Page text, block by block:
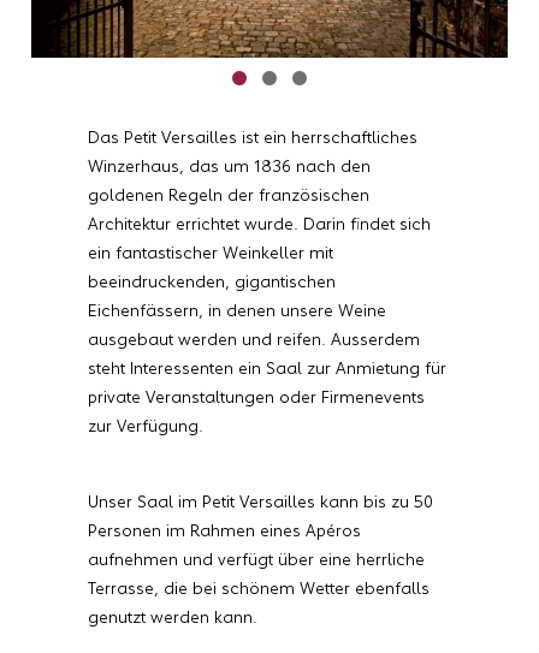
Das Petit Versailles ist ein herrschaftliches
Winzerhaus, das um 1836 nach den
goldenen Regeln der französischen
Architektur errichtet wurde. Darin findet sich
ein fantastischer Weinkeller mit
beeindruckenden, gigantischen
Eichenfässern, in denen unsere Weine
ausgebaut werden und reifen. Ausserdem
steht Interessenten ein Saal zur Anmietung für
private Veranstaltungen oder Firmenevents
zur Verfügung.
Unser Saal im Petit Versailles kann bis zu 50
Personen im Rahmen eines Apéros
aufnehmen und verfügt über eine herrliche
Terrasse, die bei schönem Wetter ebenfalls
genutzt werden kann.